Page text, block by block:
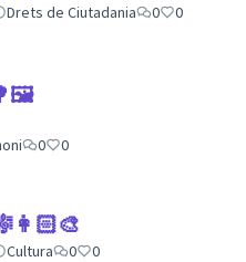
Drets de Ciutadania 0 0
0 0
Cultura 0 0